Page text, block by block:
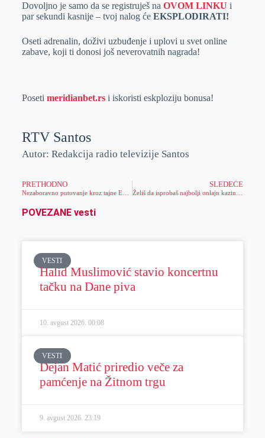
Dovoljno je samo da se registruješ na OVOM LINKU i
par sekundi kasnije – tvoj nalog će EKSPLODIRATI!
Oseti adrenalin, doživi uzbuđenje i uplovi u svet online
zabave, koji ti donosi još neverovatnih nagrada!
Poseti meridianbet.rsi iskoristi eskploziju bonusa!
RTV Santos
Autor: Redakcija radio televizije Santos
PRETHODNO
Nezaboravno putovanje kroz tajne Egipta počinje…
SLEDEĆE
POVEZANE vesti
VESTI
Halid Muslimović stavio koncertnu
tačku na Dane piva
10. avgust 2026. 00:08
VESTI
Dejan Matić priredio veče za
pamćenje na Žitnom trgu
9. avgust 2026. 23:19